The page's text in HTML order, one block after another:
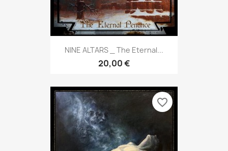
NINE ALTARS _ The Eternal...
20,00 €
favorite_border